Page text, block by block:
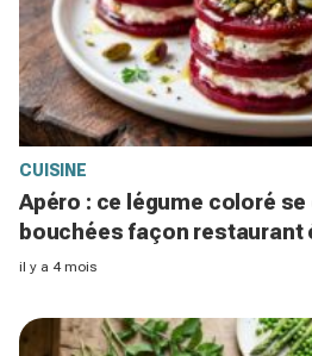
CUISINE
Apéro : ce légume coloré se
bouchées façon
d’éviter cette erreur fatale
il y a 4 mois